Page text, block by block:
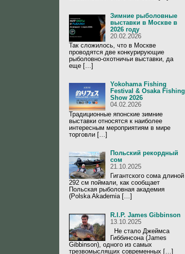
Зимние рыболовные
выставки в Москве в
2026 году
20.02.2026
Так сложилось, что в Москве
проводятся две конкурирующие
рыболовно-охотничьи выставки, да
еще […]
Yokohama Fishing
Festival & Osaka Fishing
Show 2026
04.02.2026
Традиционные японские зимние
выставки относятся к наиболее
интересным мероприятиям в мире
торговли […]
Польский рекордный
сом
21.10.2025
Гигантского сома длиной
292 см поймали, как сообщает
Польская рыболовная академия
(Polska Akademia […]
R.I.P. James Gibbinson
13.10.2025
Не стало Джеймса
Гиббинсона (James
Gibbinson), одного из самых
трезвомыслящих современных […]